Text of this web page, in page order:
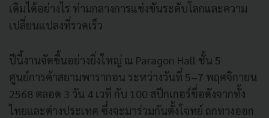
เดิมได้อย่างไร ท่ามกลางการแข่งขันระดับโลกและความ
เปลี่ยนแปลงที่รวดเร็ว
ปีนี้งานจัดขึ้นอย่างยิ่งใหญ่ ณ Paragon Hall ชั้น 5
ศูนย์การค้าสยามพารากอน ระหว่างวันที่ 5–7 พฤศจิกายน
2568 ตลอด 3 วัน 4 เวที กับ 100 สปีกเกอร์ชื่อดังจากทั้ง
ไทยและต่างประเทศ ซึ่งจะมาร่วมกันตั้งโจทย์ ถกทางออก